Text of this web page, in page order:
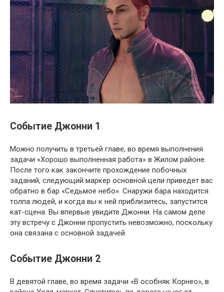
Событие Джонни 1
Можно получить в третьей главе, во время выполнения
задачи «Хорошо выполненная работа» в Жилом районе.
После того как закончите прохождение побочных
заданий, следующий маркер основной цели приведет вас
обратно в бар «Седьмое небо». Снаружи бара находится
толпа людей, и когда вы к ней приблизитесь, запустится
кат-сцена. Вы впервые увидите Джонни. На самом деле
эту встречу с Джонни пропустить невозможно, поскольку
она связана с основной задачей.
Событие Джонни 2
В девятой главе, во время задачи «В особняк Корнео», в